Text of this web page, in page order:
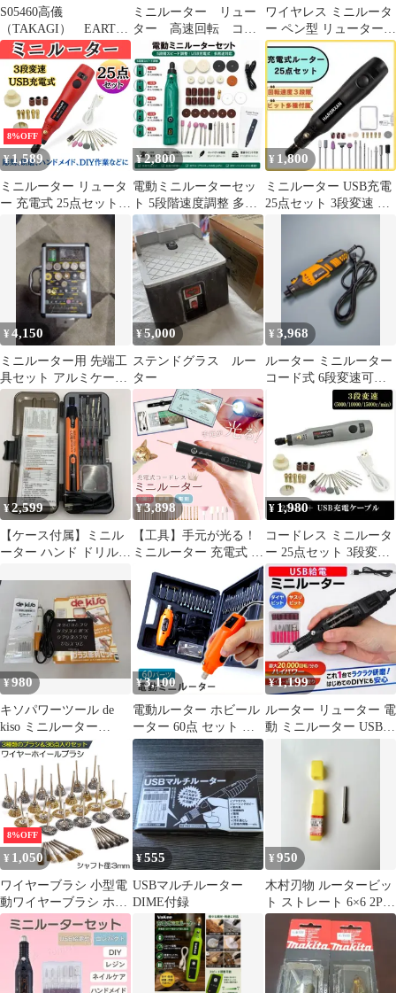
S05460高儀
（TAKAGI） EARTH
MAN（アースマン）
電動ルーターPRT-
600SCA 対応軸径（ビ
ット）：6mm軸 / 8mm
軸 良品
ミニルーター リュー
ター 高速回転 コン
パクト 軽量 彫刻/穴あ
け/研磨/切断/切削/つや
出し/プラスチックカッ
ター/やすり 電動工
具 ルーター 工具
ワイヤレス ミニルータ
ー ペン型 リューター
DIY工具セット 電動 高
速回転 彫刻ペン3段変
速 25PCSビット 軽量
5000＆10000＆
15000RPM三段可変速
過負荷保護 DIY 彫刻 研
磨 穴あけ USB充電 ド
リル 汚れ落とし つや出
し
8%OFF
¥1,589
ミニルーター リュータ
ー 充電式 25点セット
研磨 穴あけ レジン プ
ラモ DIY コードレス グ
ラインダー 電動工具 3
段変速 彫刻 研削
¥2,800
電動ミニルーターセッ
ト 5段階速度調整 多機
能 DIY 研磨 切断 彫刻
¥ 1,800
ミニルーター USB充電
25点セット 3段変速 コ
¥4,150
ミニルーター用 先端工
具セット アルミケース
入り
¥5,000
ステンドグラス ルー
ター
¥3,968
ルーター ミニルーター
コード式 6段変速可能
127点組 ミニリュータ
¥2,599
【ケース付属】ミニル
ーター ハンド ドリル
具 充電式
¥3,898
【工具】手元が光る！
ミニルーター 充電式 コ
ードレス ライト付き
¥ 1,980
コードレス ミニルータ
ー 25点セット 3段変速
USB充電ペン型
¥980
キソパワーツール de
kiso ミニルーター
No.37100
¥3,100
電動ルーター ホビール
ーター 60点 セット ミ
ニルーター 静音 ペン型
研磨 磨く 削る 彫刻 切
断 穴あけ つや出し 錆
取り 送無 XG766
¥1,199
ルーター リューター 電
動 ミニルーター USB
8%OFF
¥ 1,050
ワイヤーブラシ 小型電
動ワイヤーブラシ ホイ
ールブラシ 研磨ブラシ
研磨ホイール サビ取り
ルーター ワイヤーブラ
シ 3種類 36点入り ホイ
ールワイヤー エンドワ
¥555
USBマルチルーター
DIME付録
¥950
木村刃物 ルータービッ
ト ストレート 6×6 2P
超硬、木材用、右回転